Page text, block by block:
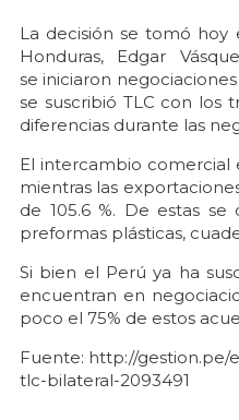
La decisión se tomó
Honduras, Edgar
se iniciaron
se suscribió TLC con los
diferencias durante las
El intercambio comercial
mientras las
de 105.6 %. De estas
preformas plásticas,
Si bien el Perú ya ha
encuentran en
poco el 75% de estos
Fuente: http://gestion.pe/
tlc-bilateral-2093491